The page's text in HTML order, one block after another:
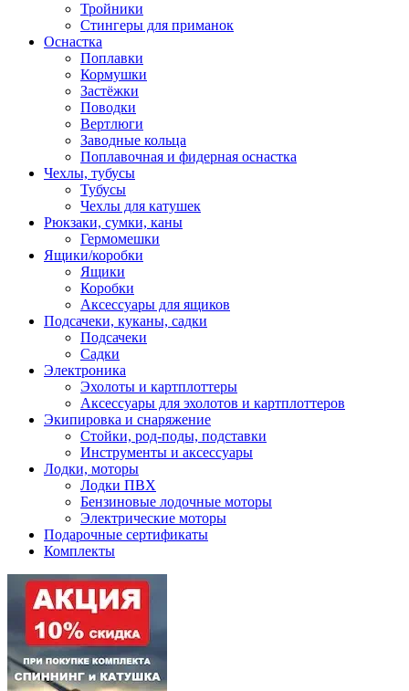
Тройники
Стингеры для приманок
Оснастка
Поплавки
Кормушки
Застёжки
Поводки
Вертлюги
Заводные кольца
Поплавочная и фидерная оснастка
Чехлы, тубусы
Тубусы
Чехлы для катушек
Рюкзаки, сумки, каны
Гермомешки
Ящики/коробки
Ящики
Коробки
Аксессуары для ящиков
Подсачеки, куканы, садки
Подсачеки
Садки
Электроника
Эхолоты и картплоттеры
Аксессуары для эхолотов и картплоттеров
Экипировка и снаряжение
Стойки, род-поды, подставки
Инструменты и аксессуары
Лодки, моторы
Лодки ПВХ
Бензиновые лодочные моторы
Электрические моторы
Подарочные сертификаты
Комплекты